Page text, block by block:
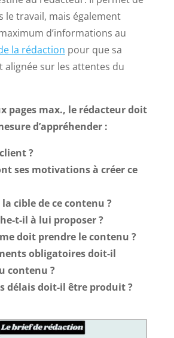
le travail, mais également
d’informations au
la rédaction pour que sa
sur les attentes du
pages max., le rédacteur doit
d’appréhender :
?
ses motivations à créer ce
cible de ce contenu ?
t-il à lui proposer ?
doit prendre le contenu ?
obligatoires doit-il
contenu ?
délais doit-il être produit ?